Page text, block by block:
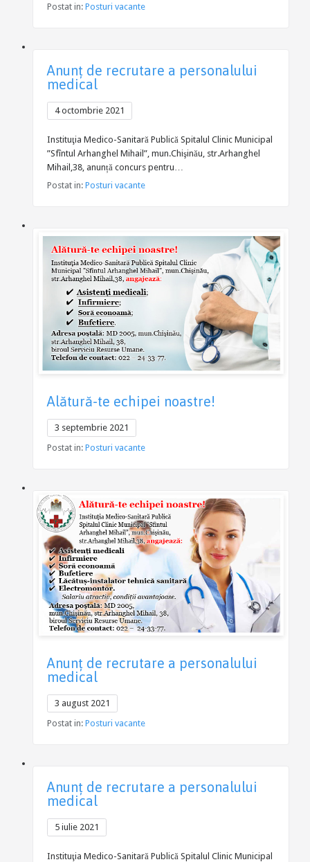
Postat in: Posturi vacante
Anunţ de recrutare a personalului
medical
4 octombrie 2021
Instituţia Medico-Sanitară Publică Spitalul Clinic Municipal
”Sfîntul Arhanghel Mihail”, mun.Chişinău, str.Arhanghel
Mihail,38, anunță concurs pentru…
Postat in: Posturi vacante
Alătură-te echipei noastre!
3 septembrie 2021
Postat in: Posturi vacante
Anunţ de recrutare a personalului
medical
3 august 2021
Postat in: Posturi vacante
Anunţ de recrutare a personalului
medical
5 iulie 2021
Instituţia Medico-Sanitară Publică Spitalul Clinic Municipal